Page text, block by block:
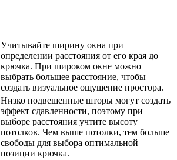
Учитывайте ширину окна при
определении расстояния от его края до
крючка. При широком окне можно
выбрать большее расстояние, чтобы
создать визуальное ощущение простора.
Низко подвешенные шторы могут создать
эффект сдавленности, поэтому при
выборе расстояния учтите высоту
потолков. Чем выше потолки, тем больше
свободы для выбора оптимальной
позиции крючка.